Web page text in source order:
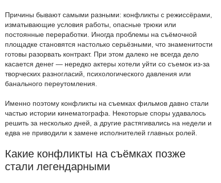
Причины бывают самыми разными: конфликты с режиссёрами,
изматывающие условия работы, опасные трюки или
постоянные переработки. Иногда проблемы на съёмочной
площадке становятся настолько серьёзными, что знаменитости
готовы разорвать контракт. При этом далеко не всегда дело
касается денег — нередко актеры хотели уйти со съемок из-за
творческих разногласий, психологического давления или
банального переутомления.
Именно поэтому конфликты на съемках фильмов давно стали
частью истории кинематографа. Некоторые споры удавалось
решить за несколько дней, а другие растягивались на недели и
едва не приводили к замене исполнителей главных ролей.
Какие конфликты на съёмках позже
стали легендарными